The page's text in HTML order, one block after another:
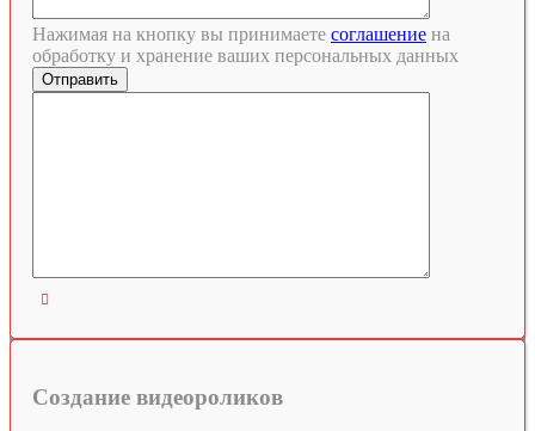
Нажимая на кнопку вы принимаете соглашение на
обработку и хранение ваших персональных данных

Создание видеороликов